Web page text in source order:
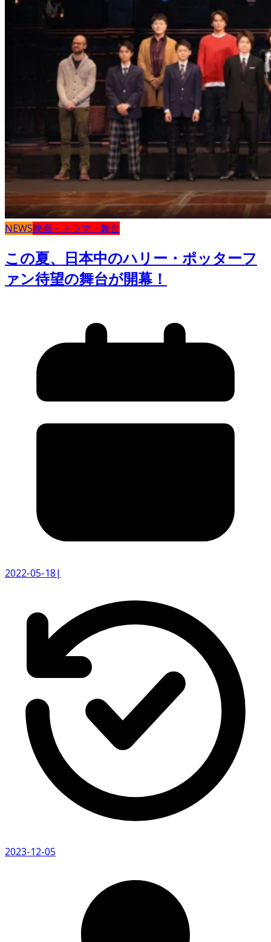
NEWS映画・ドラマ・舞台
この夏、日本中のハリー・ポッターフ
ァン待望の舞台が開幕！
2022-05-18|
2023-12-05